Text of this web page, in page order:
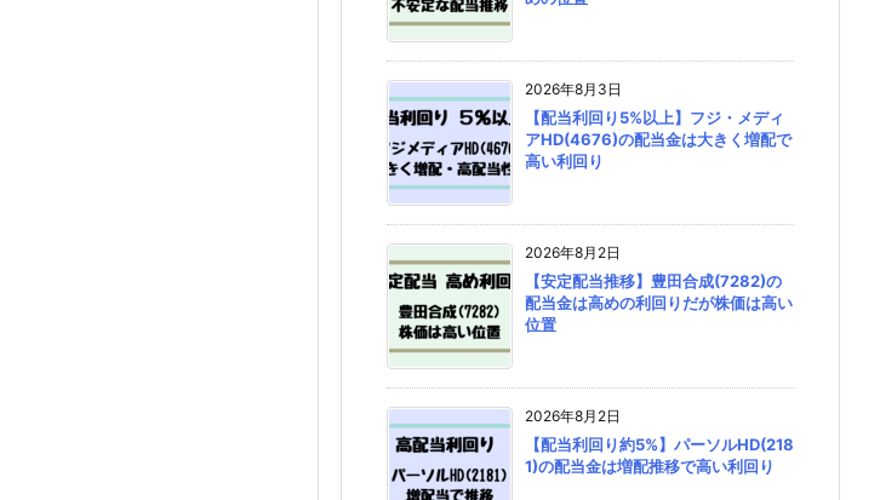
2026年8月3日
【配当利回り5%以上】フジ・メディ
アHD(4676)の配当金は大きく増配で
高い利回り
2026年8月2日
【安定配当推移】豊田合成(7282)の
配当金は高めの利回りだが株価は高い
位置
2026年8月2日
【配当利回り約5%】パーソルHD(218
1)の配当金は増配推移で高い利回り